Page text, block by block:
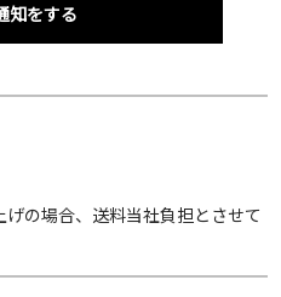
知をする
の場合、送料当社負担とさせて